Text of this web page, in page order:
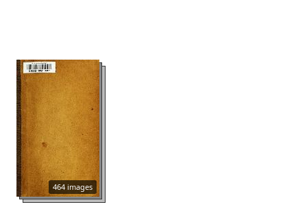
464 images